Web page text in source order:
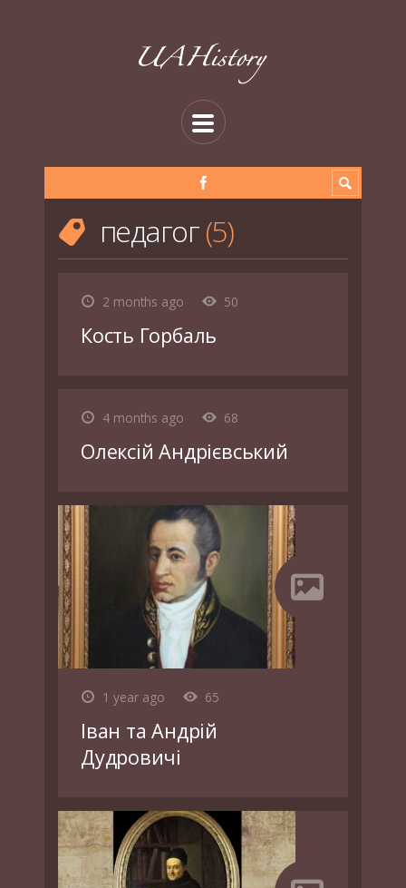
педагог 5
2 months ago 50
Кость Горбаль
4 months ago 68
Олексій Андрієвський
1 year ago 65
Іван та Андрій
Дудровичі